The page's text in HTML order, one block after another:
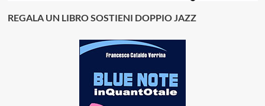
REGALA UN LIBRO SOSTIENI DOPPIO JAZZ